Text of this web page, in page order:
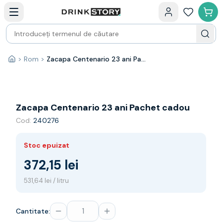
Bauturi fine — selectie
Produse Noi
Cosuri cadou
Pachete & Cadouri
Vin
Franta
Spania
Australia
Germania
Noua Zeelanda
Prosecco
Acasă
> Rom > Zacapa Centenario 23 ani Pachet cadou
Zacapa Centenario 23 ani Pachet cadou
Cod: 240276
Stoc epuizat
372,15 lei
531,64 lei / litru
Cantitate: